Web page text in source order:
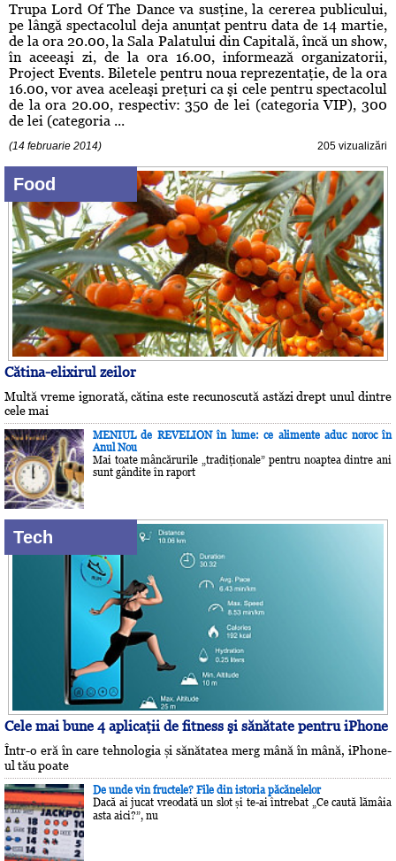
Trupa Lord Of The Dance va susţine, la cererea publicului,
pe lângă spectacolul deja anunţat pentru data de 14 martie,
de la ora 20.00, la Sala Palatului din Capitală, încă un show,
în aceeaşi zi, de la ora 16.00, informează organizatorii,
Project Events. Biletele pentru noua reprezentaţie, de la ora
16.00, vor avea aceleaşi preţuri ca şi cele pentru spectacolul
de la ora 20.00, respectiv: 350 de lei (categoria VIP), 300
de lei (categoria ...
(14 februarie 2014) 205 vizualizări
Food
Cătina-elixirul zeilor
Multă vreme ignorată, cătina este recunoscută astăzi drept unul dintre
cele mai
MENIUL de REVELION în lume: ce alimente aduc noroc în
Anul Nou
Mai toate mâncărurile „tradiţionale” pentru noaptea dintre ani
sunt gândite în raport
Tech
Cele mai bune 4 aplicaţii de fitness şi sănătate pentru iPhone
Într-o eră în care tehnologia și sănătatea merg mână în mână, iPhone-
ul tău poate
De unde vin fructele? File din istoria păcănelelor
Dacă ai jucat vreodată un slot și te-ai întrebat „Ce caută lămâia
asta aici?”, nu